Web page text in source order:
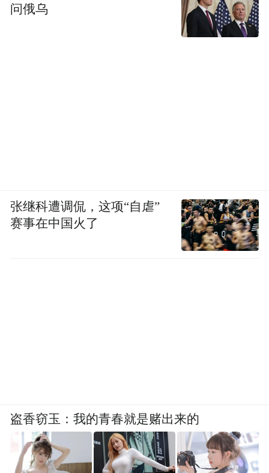
问俄乌
张继科遭调侃，这项“自虐”
赛事在中国火了
盗香窃玉：我的青春就是赌出来的